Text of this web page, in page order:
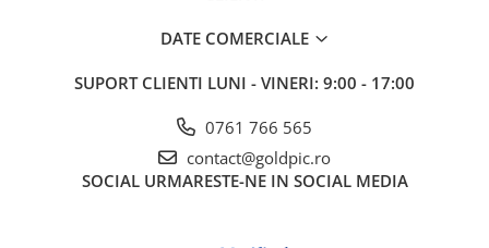
DATE COMERCIALE
SUPORT CLIENTI LUNI - VINERI: 9:00 - 17:00
0761 766 565
contact@goldpic.ro
SOCIAL URMARESTE-NE IN SOCIAL MEDIA